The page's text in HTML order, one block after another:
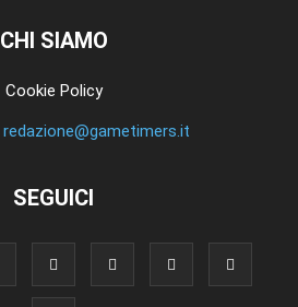
CHI SIAMO
Cookie Policy
redazione@gametimers.it
SEGUICI